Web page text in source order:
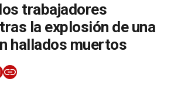
trabajadores
la explosión de una
hallados muertos